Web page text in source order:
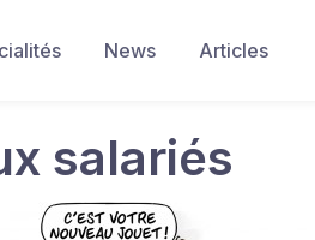
News Articles
salariés